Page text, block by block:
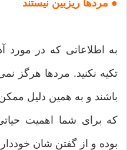
● مردها ریزبین نیستند
به اطلاعاتی که در مورد
تکیه نکنید. مردها هرگز
باشند و به همین دلیل
که برای شما اهمیت
بوده و از گفتن شان